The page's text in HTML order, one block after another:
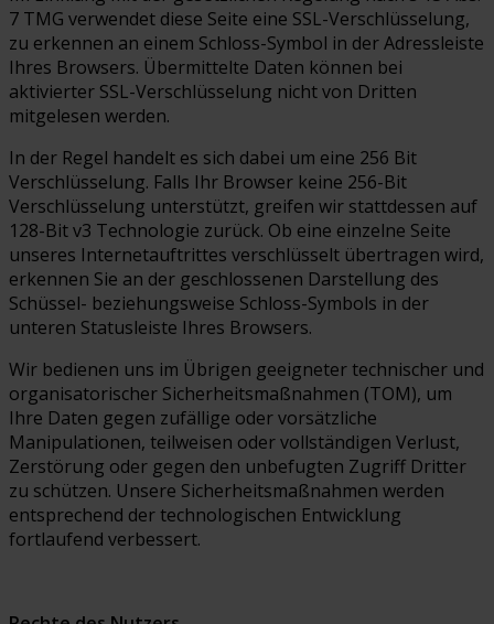
7 TMG verwendet diese Seite eine SSL-Verschlüsselung,
zu erkennen an einem Schloss-Symbol in der Adressleiste
Ihres Browsers. Übermittelte Daten können bei
aktivierter SSL-Verschlüsselung nicht von Dritten
mitgelesen werden.
In der Regel handelt es sich dabei um eine 256 Bit
Verschlüsselung. Falls Ihr Browser keine 256-Bit
Verschlüsselung unterstützt, greifen wir stattdessen auf
128-Bit v3 Technologie zurück. Ob eine einzelne Seite
unseres Internetauftrittes verschlüsselt übertragen wird,
erkennen Sie an der geschlossenen Darstellung des
Schüssel- beziehungsweise Schloss-Symbols in der
unteren Statusleiste Ihres Browsers.
Wir bedienen uns im Übrigen geeigneter technischer und
organisatorischer Sicherheitsmaßnahmen (TOM), um
Ihre Daten gegen zufällige oder vorsätzliche
Manipulationen, teilweisen oder vollständigen Verlust,
Zerstörung oder gegen den unbefugten Zugriff Dritter
zu schützen. Unsere Sicherheitsmaßnahmen werden
entsprechend der technologischen Entwicklung
fortlaufend verbessert.